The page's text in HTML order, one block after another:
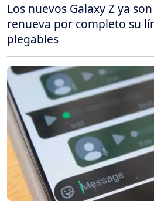
Los nuevos Galaxy Z ya
renueva por completo su
plegables